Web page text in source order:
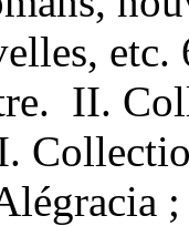
etc.
II.